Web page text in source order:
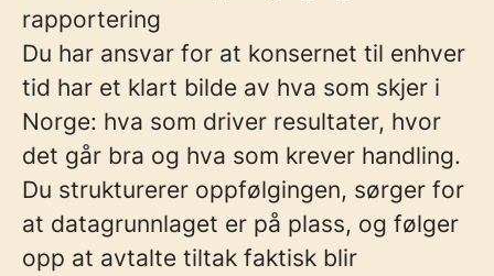
rapportering
Du har ansvar for at konsernet til enhver
tid har et klart bilde av hva som skjer i
Norge: hva som driver resultater, hvor
det går bra og hva som krever handling.
Du strukturerer oppfølgingen, sørger for
at datagrunnlaget er på plass, og følger
opp at avtalte tiltak faktisk blir